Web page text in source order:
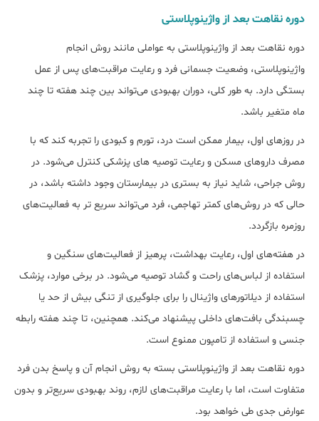
دوره نقاهت بعد از واژینوپلاستی
دوره نقاهت بعد از واژینوپلاستی به عواملی مانند روش انجام
واژینوپلاستی، وضعیت جسمانی فرد و رعایت مراقبت‌های پس از عمل
بستگی دارد. به‌ طور کلی، دوران بهبودی می‌‌تواند بین چند هفته تا چند
ماه متغیر باشد.
در روزهای اول، بیمار ممکن است درد، تورم و کبودی را تجربه کند که با
مصرف داروهای مسکن و رعایت توصیه‌ های پزشکی کنترل می‌شود. در
روش‌ جراحی، شاید نیاز به بستری در بیمارستان وجود داشته باشد، در
حالی که در روش‌های کمتر تهاجمی، فرد می‌تواند سریع ‌تر به فعالیت‌های
روزمره بازگردد.
در هفته‌های اول، رعایت بهداشت، پرهیز از فعالیت‌های سنگین و
استفاده از لباس‌های راحت و گشاد توصیه می‌‌شود. در برخی موارد، پزشک
استفاده از دیلاتورهای واژینال را برای جلوگیری از تنگی بیش از حد یا
چسبندگی بافت‌‌های داخلی پیشنهاد می‌کند. همچنین، تا چند هفته رابطه
جنسی و استفاده از تامپون ممنوع است.
دوره نقاهت بعد از واژینوپلاستی بسته به روش انجام آن و پاسخ بدن فرد
متفاوت است، اما با رعایت مراقبت‌‌های لازم، روند بهبودی سریع‌تر و بدون
عوارض جدی طی خواهد بود.